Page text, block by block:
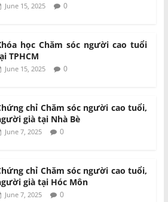
June 15, 2025 0
học Chăm sóc người cao tuổi
TPHCM
June 15, 2025 0
chỉ Chăm sóc người cao tuổi,
già tại Nhà Bè
June 7, 2025 0
chỉ Chăm sóc người cao tuổi,
già tại Hóc Môn
June 7, 2025 0